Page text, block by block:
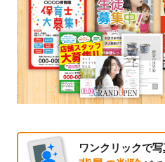
ワンクリックで